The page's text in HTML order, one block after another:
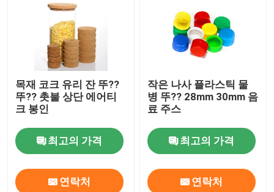
목재 코크 유리 잔 뚜??
뚜?? 촛불 상단 에어티
크 봉인
최고의 가격
연락처
작은 나사 플라스틱 물
병 뚜?? 28mm 30mm 음
료 주스
최고의 가격
연락처